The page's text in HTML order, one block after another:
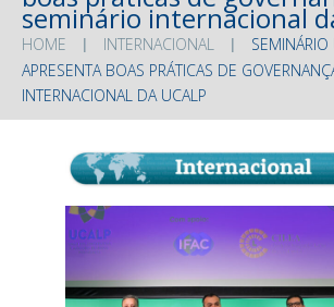
seminário internacional
HOME INTERNACIONAL
SEMINÁRIO
APRESENTA BOAS PRÁTICAS DE
INTERNACIONAL DA UCALP